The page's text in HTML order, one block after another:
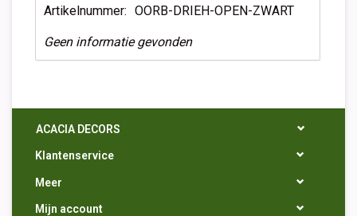
Artikelnummer: OORB-DRIEH-OPEN-ZWART
Geen informatie gevonden
ACACIA DECORS
Klantenservice
Meer
Mijn account